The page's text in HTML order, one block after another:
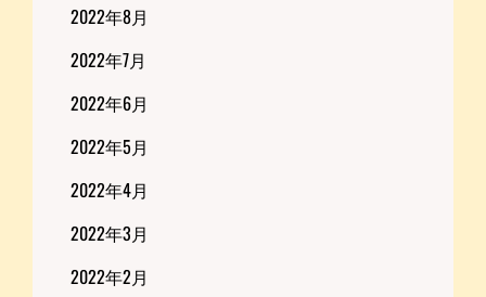
2022年8月
2022年7月
2022年6月
2022年5月
2022年4月
2022年3月
2022年2月